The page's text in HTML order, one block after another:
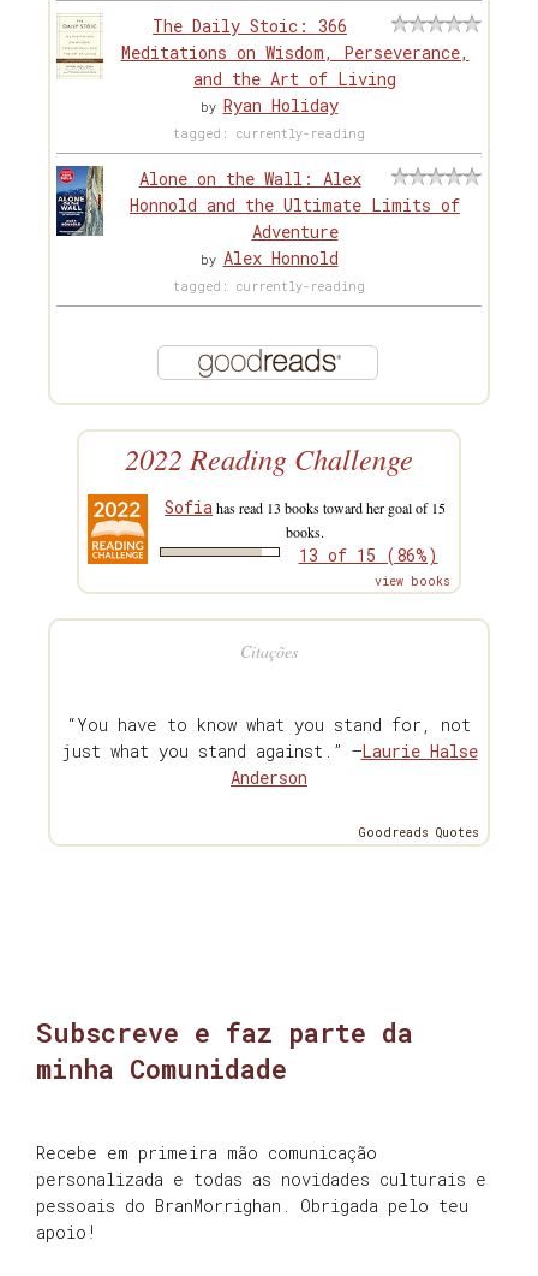
The Daily Stoic: 366
Meditations on Wisdom, Perseverance,
and the Art of Living
by Ryan Holiday
tagged: currently-reading
Alone on the Wall: Alex
Honnold and the Ultimate Limits of
Adventure
by Alex Honnold
tagged: currently-reading
2022 Reading Challenge
Sofia has read 13 books toward her goal of 15
books.
13 of 15 (86%)
view books
Citações
“You have to know what you stand for, not
just what you stand against.” —Laurie Halse
Anderson
Goodreads Quotes
Subscreve e faz parte da
minha Comunidade
Recebe em primeira mão comunicação
personalizada e todas as novidades culturais e
pessoais do BranMorrighan. Obrigada pelo teu
apoio!